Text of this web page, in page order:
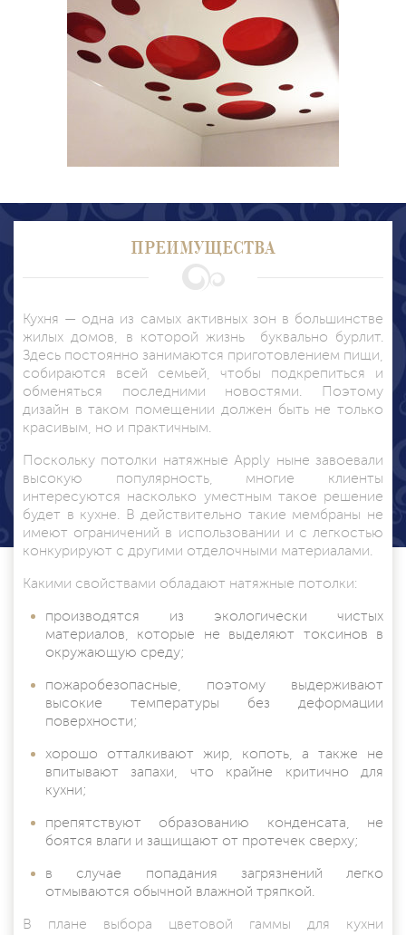
ПРЕИМУЩЕСТВА
Кухня — одна из самых активных зон в большинстве
жилых домов, в которой жизнь буквально бурлит.
Здесь постоянно занимаются приготовлением пищи,
собираются всей семьей, чтобы подкрепиться и
обменяться последними новостями. Поэтому
дизайн в таком помещении должен быть не только
красивым, но и практичным.
Поскольку потолки натяжные Apply ныне завоевали
высокую популярность, многие клиенты
интересуются насколько уместным такое решение
будет в кухне. В действительно такие мембраны не
имеют ограничений в использовании и с легкостью
конкурируют с другими отделочными материалами.
Какими свойствами обладают натяжные потолки:
производятся из экологически чистых
материалов, которые не выделяют токсинов в
окружающую среду;
пожаробезопасные, поэтому выдерживают
высокие температуры без деформации
поверхности;
хорошо отталкивают жир, копоть, а также не
впитывают запахи, что крайне критично для
кухни;
препятствуют образованию конденсата, не
боятся влаги и защищают от протечек сверху;
в случае попадания загрязнений легко
отмываются обычной влажной тряпкой.
В плане выбора цветовой гаммы для кухни